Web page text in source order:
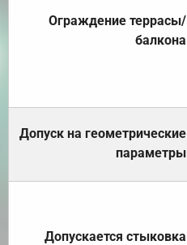
Ограждение террасы/
балкона
Допуск на геометрические
параметры
Допускается стыковка